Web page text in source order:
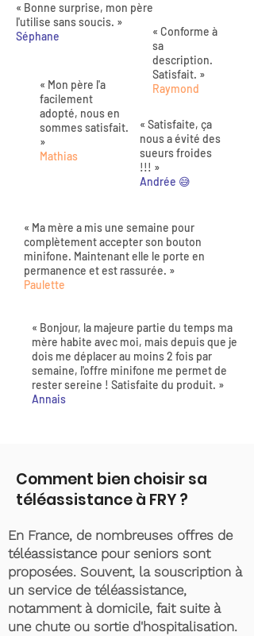
« Bonne surprise, mon père
l'utilise sans soucis. »
Séphane
« Mon père l'a
facilement
adopté, nous en
sommes satisfait.
»
Mathias
« Conforme à
sa
description.
Satisfait. »
Raymond
« Satisfaite, ça
nous a évité des
sueurs froides
!!! »
Andrée 😅
« Ma mère a mis une semaine pour
complètement accepter son bouton
minifone. Maintenant elle le porte en
permanence et est rassurée. »
Paulette
« Bonjour, la majeure partie du temps ma
mère habite avec moi, mais depuis que je
dois me déplacer au moins 2 fois par
semaine, l'offre minifone me permet de
rester sereine ! Satisfaite du produit. »
Annais
Comment bien choisir sa
téléassistance à FRY ?
En France, de nombreuses offres de
téléassistance pour seniors sont
proposées. Souvent, la souscription à
un service de téléassistance,
notamment à domicile, fait suite à
une chute ou sortie d'hospitalisation.